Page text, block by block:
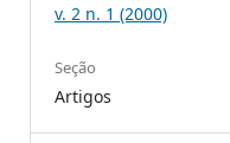
v. 2 n. 1 (2000)
Seção
Artigos